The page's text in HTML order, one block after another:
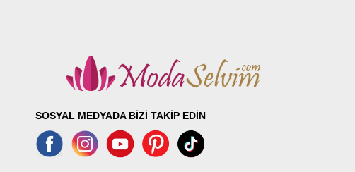
SOSYAL MEDYADA BİZİ TAKİP EDİN